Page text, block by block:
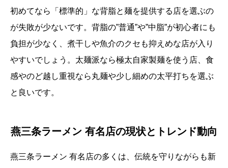
初めてなら「標準的」な背脂と麺を提供する店を選ぶの
が失敗が少ないです。背脂の”普通”や”中脂”が初心者にも
負担が少なく、煮干しや魚介のクセも抑えめな店が入り
やすいでしょう。太麺派なら極太自家製麺を使う店、食
感やのど越し重視なら丸麺や少し細めの太平打ちを選ぶ
と良いです。
燕三条ラーメン 有名店の現状とトレンド動向
燕三条ラーメン 有名店の多くは、伝統を守りながらも新